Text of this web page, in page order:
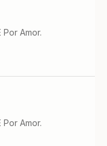
Amor.
Amor.